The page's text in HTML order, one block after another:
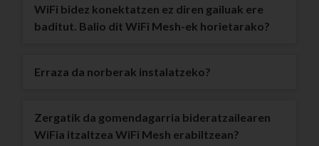
WiFi bidez konektatzen ez diren gailuak ere
baditut. Balio dit WiFi Mesh-ek horietarako?
Erraza da norberak instalatzeko?
Zergatik da gomendagarria bideratzailearen
WiFia itzaltzea WiFi Mesh erabiltzean?